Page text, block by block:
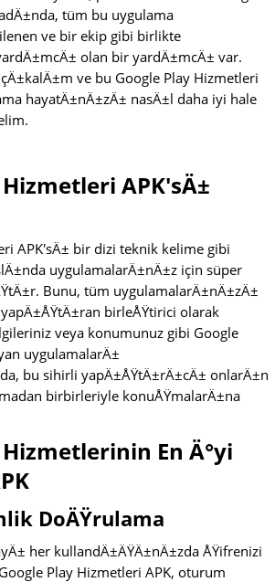
tüm bu uygulama
ve bir ekip gibi birlikte
olan bir yardÄ±mcÄ± var.
ve bu Google Play Hizmetleri
hayatÄ±nÄ±zÄ± nasÄ±l daha iyi hale
APK'sÄ±
APK'sÄ± bir dizi teknik kelime gibi
uygulamalarÄ±nÄ±z için süper
Bunu, tüm uygulamalarÄ±nÄ±zÄ±
birleÅŸtirici olarak
veya konumunuz gibi Google
uygulamalarÄ±
bu sihirli yapÄ±ÅŸtÄ±rÄ±cÄ± onlarÄ±n
birbirleriyle konuÅŸmalarÄ±na
En Ä°yi
DoÄŸrulama
her kullandÄ±ÄŸÄ±nÄ±zda ÅŸifrenizi
Play Hizmetleri APK, oturum